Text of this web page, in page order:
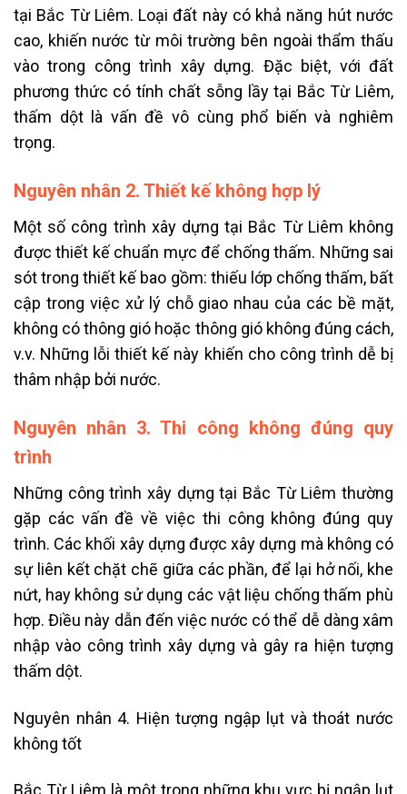
tại Bắc Từ Liêm. Loại đất này có khả năng hút nước
cao, khiến nước từ môi trường bên ngoài thẩm thấu
vào trong công trình xây dựng. Đặc biệt, với đất
phương thức có tính chất sỗng lầy tại Bắc Từ Liêm,
thấm dột là vấn đề vô cùng phổ biến và nghiêm
trọng.
Nguyên nhân 2. Thiết kế không hợp lý
Một số công trình xây dựng tại Bắc Từ Liêm không
được thiết kế chuẩn mực để chống thấm. Những sai
sót trong thiết kế bao gồm: thiếu lớp chống thấm, bất
cập trong việc xử lý chỗ giao nhau của các bề mặt,
không có thông gió hoặc thông gió không đúng cách,
v.v. Những lỗi thiết kế này khiến cho công trình dễ bị
thâm nhập bởi nước.
Nguyên nhân 3. Thi công không đúng quy
trình
Những công trình xây dựng tại Bắc Từ Liêm thường
gặp các vấn đề về việc thi công không đúng quy
trình. Các khối xây dựng được xây dựng mà không có
sự liên kết chặt chẽ giữa các phần, để lại hở nối, khe
nứt, hay không sử dụng các vật liệu chống thấm phù
hợp. Điều này dẫn đến việc nước có thể dễ dàng xâm
nhập vào công trình xây dựng và gây ra hiện tượng
thấm dột.
Nguyên nhân 4. Hiện tượng ngập lụt và thoát nước
không tốt
Bắc Từ Liêm là một trong những khu vực bị ngập lụt